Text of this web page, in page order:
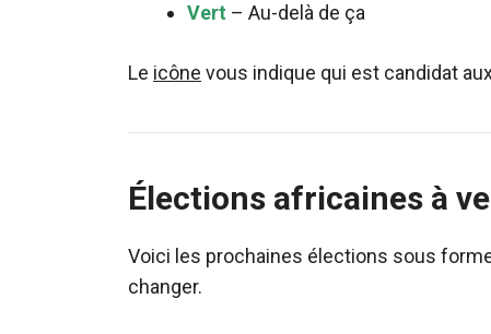
Vert – Au-delà de ça
Le icône vous indique qui est candidat
Élections africaines à
Voici les prochaines élections sous
changer.